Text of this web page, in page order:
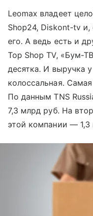
Leomax владеет
Shop24, Diskont-tv
его. А ведь есть и
Top Shop TV, «Бум-
десятка. И выручка
колоссальная.
По данным TNS
7,3 млрд руб. На
этой компании — 1,3